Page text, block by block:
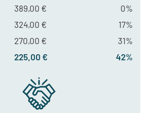
389,00 €
0%
324,00 €
17%
270,00 €
31%
225,00 € 42%